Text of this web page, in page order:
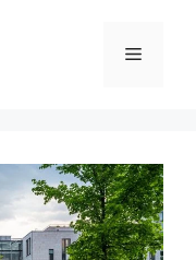
Menu